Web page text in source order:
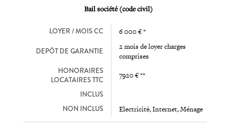
Bail société (code civil)
LOYER / MOIS CC 6 000 € *
DEPÔT DE GARANTIE
2 mois de loyer charges
comprises
HONORAIRES
LOCATAIRES TTC
7920 € **
INCLUS
NON INCLUS
Electricité, Internet, Ménage